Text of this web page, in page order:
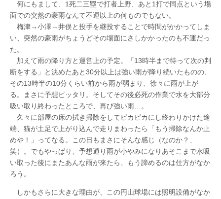
何にもまして、1死二三塁で打者上野、あと1打で同点という場
面での突然の豪雨なんて不運以上の何ものでもない。
梅津→小澤→井俣と投手を継投することで時間がかかってしま
い、突然の豪雨がちょうどその場面にさしかかったのも不運だっ
た。
加えて雨の降り方と運営上の予定。「13時半まで待って次の判
断をする」と決めたあと30分以上は強い雨が降り続いたものの、
その13時半の10分くらい前から雨が弱まり、徐々に雨が上が
る。まさに予想ピッタリ。そしてその後必死の作業で水を大部分
吸い取り終わったところで、再び強い雨…。
久々に部屋の床の拭き掃除をしてピカピカにし終わりかけた途
端、猫が土足で上がり込んで走りまわったら「もう掃除なんか止
めや！」ってなる。この日もまさにそんな感じ（なのか？、
笑）。でもやっぱり、予想通り雨が小やみになりあそこまで水吸
い取った後にまたあんな雨が来たら、もう諦めるのは仕方がなか
ろう。
しかもさらに大きな理由が、この円山球場には照明設備がなか